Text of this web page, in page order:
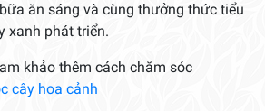
ăn sáng và cùng thưởng thức tiểu
xanh phát triển.
khảo thêm cách chăm sóc
cây hoa cảnh